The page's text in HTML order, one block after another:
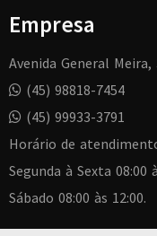
Empresa
Avenida General
(45) 98818-7454
(45) 99933-3791
Horário de
Segunda à Sexta 08:00
Sábado 08:00 às 12:00.